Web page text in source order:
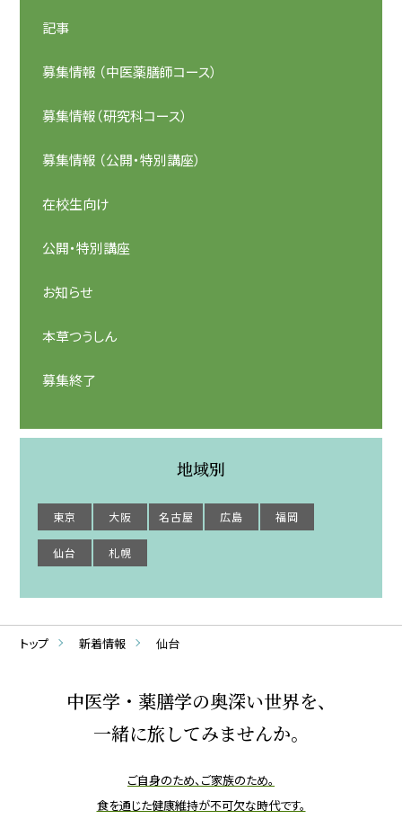
記事
募集情報 （中医薬膳師コース）
募集情報（研究科コース）
募集情報 （公開・特別講座）
在校生向け
公開・特別講座
お知らせ
本草つうしん
募集終了
地域別
東京 大阪 名古屋 広島 福岡
仙台 札幌
トップ 新着情報 仙台
中医学・薬膳学の奥深い世界を、
一緒に旅してみませんか。
ご自身のため、ご家族のため。
食を通じた健康維持が不可欠な時代です。